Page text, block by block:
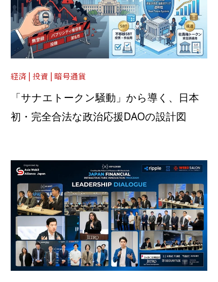
経済 | 投資 | 暗号通貨
「サナエトークン騒動」から導く、日本
初・完全合法な政治応援DAOの設計図